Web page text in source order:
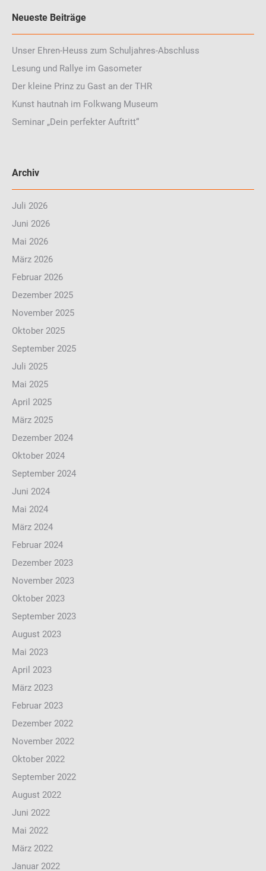
Neueste Beiträge
Unser Ehren-Heuss zum Schuljahres-Abschluss
Lesung und Rallye im Gasometer
Der kleine Prinz zu Gast an der THR
Kunst hautnah im Folkwang Museum
Seminar „Dein perfekter Auftritt“
Archiv
Juli 2026
Juni 2026
Mai 2026
März 2026
Februar 2026
Dezember 2025
November 2025
Oktober 2025
September 2025
Juli 2025
Mai 2025
April 2025
März 2025
Dezember 2024
Oktober 2024
September 2024
Juni 2024
Mai 2024
März 2024
Februar 2024
Dezember 2023
November 2023
Oktober 2023
September 2023
August 2023
Mai 2023
April 2023
März 2023
Februar 2023
Dezember 2022
November 2022
Oktober 2022
September 2022
August 2022
Juni 2022
Mai 2022
März 2022
Januar 2022